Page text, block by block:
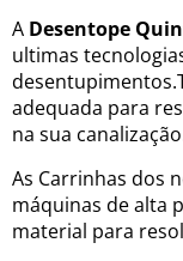
A Desentope
ultimas
adequada para
na sua
As Carrinhas dos
máquinas de alta
material para